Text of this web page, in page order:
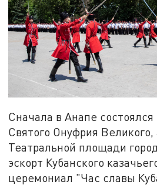
Сначала в Анапе
Святого Онуфрия Великого,
Театральной площади
эскорт Кубанского
церемониал "Час славы